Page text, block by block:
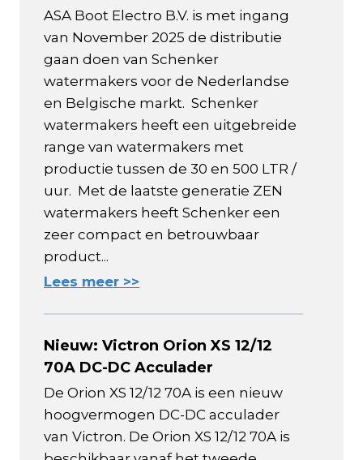
ASA Boot Electro B.V. is met ingang
van November 2025 de distributie
gaan doen van Schenker
watermakers voor de Nederlandse
en Belgische markt. Schenker
watermakers heeft een uitgebreide
range van watermakers met
productie tussen de 30 en 500 LTR /
uur. Met de laatste generatie ZEN
watermakers heeft Schenker een
zeer compact en betrouwbaar
product...
Lees meer >>
Nieuw: Victron Orion XS 12/12
70A DC-DC Acculader
De Orion XS 12/12 70A is een nieuw
hoogvermogen DC-DC acculader
van Victron. De Orion XS 12/12 70A is